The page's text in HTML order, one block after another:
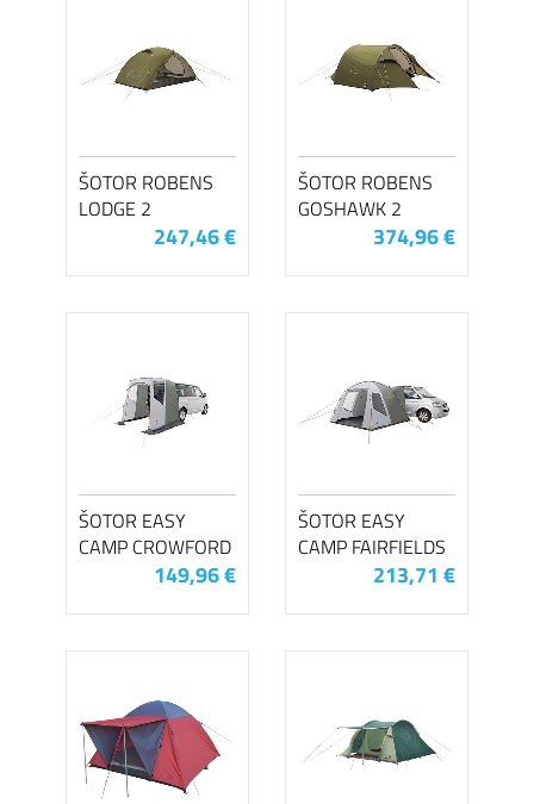
ŠOTOR ROBENS
LODGE 2
247,46 €
ŠOTOR ROBENS
GOSHAWK 2
374,96 €
ŠOTOR EASY
CAMP CROWFORD
149,96 €
ŠOTOR EASY
CAMP FAIRFIELDS
213,71 €